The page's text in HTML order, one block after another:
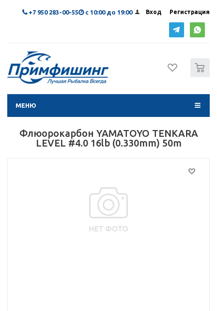
Вход Регистрация
+7 950 283-00-55 с 10:00 до 19:00
МЕНЮ
Флюорокарбон YAMATOYO TENKARA
LEVEL #4.0 16lb (0.330mm) 50m